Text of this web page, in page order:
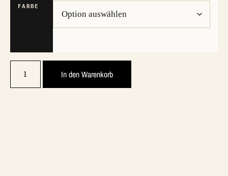
FARBE
In den Warenkorb